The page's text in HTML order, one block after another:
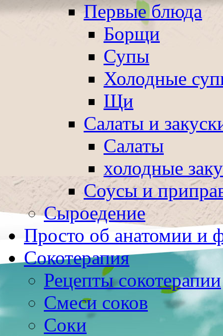
Первые блюда
Борщи
Супы
Холодные
Щи
Салаты и
Салаты
холодные
Соусы и
Сыроедение
Просто об анатомии и
Сокотерапия
Рецепты сокотерапии
Смеси соков
Соки